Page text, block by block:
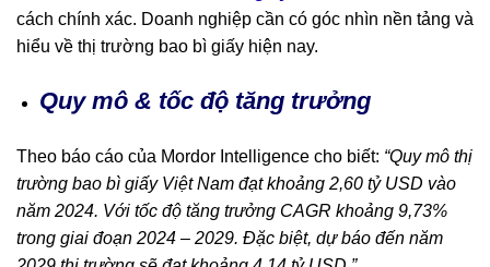
cách chính xác. Doanh nghiệp cần có góc nhìn nền tảng và
hiểu về thị trường bao bì giấy hiện nay.
Quy mô & tốc độ tăng trưởng
Theo báo cáo của Mordor Intelligence cho biết: “Quy mô thị
trường bao bì giấy Việt Nam đạt khoảng 2,60 tỷ USD vào
năm 2024. Với tốc độ tăng trưởng CAGR khoảng 9,73%
trong giai đoạn 2024 – 2029. Đặc biệt, dự báo đến năm